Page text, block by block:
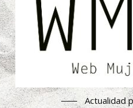
Actualidad